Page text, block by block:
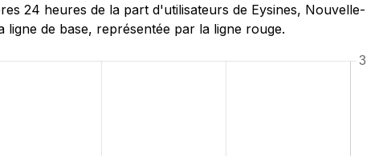
24 heures de la part d'utilisateurs de Eysines, Nouvelle-
de base, représentée par la ligne rouge.